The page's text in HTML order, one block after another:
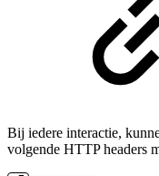
Bij iedere interactie,
volgende HTTP headers